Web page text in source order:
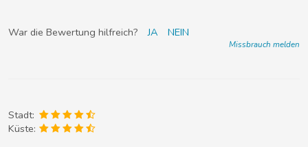
War die Bewertung hilfreich? JA NEIN
Missbrauch melden
Stadt:
Küste: